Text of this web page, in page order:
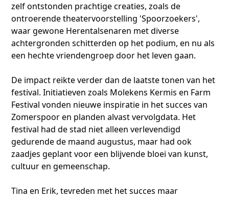
zelf ontstonden prachtige creaties, zoals de
ontroerende theatervoorstelling 'Spoorzoekers',
waar gewone Herentalsenaren met diverse
achtergronden schitterden op het podium, en nu als
een hechte vriendengroep door het leven gaan.
De impact reikte verder dan de laatste tonen van het
festival. Initiatieven zoals Molekens Kermis en Farm
Festival vonden nieuwe inspiratie in het succes van
Zomerspoor en planden alvast vervolgdata. Het
festival had de stad niet alleen verlevendigd
gedurende de maand augustus, maar had ook
zaadjes geplant voor een blijvende bloei van kunst,
cultuur en gemeenschap.
Tina en Erik, tevreden met het succes maar